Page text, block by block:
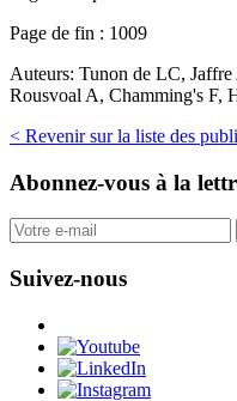
Page de fin : 1009
Auteurs: Tunon de LC,
Rousvoal A, Chamming's F,
< Revenir sur la liste des
Abonnez-vous à la
Suivez-nous